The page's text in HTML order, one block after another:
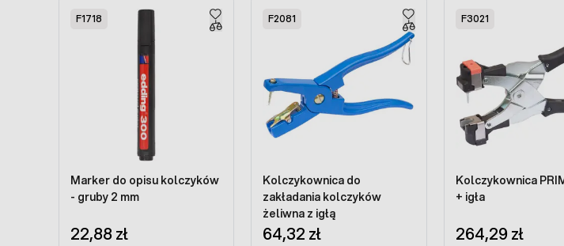
F1718
Marker do opisu kolczyków
- gruby 2 mm
22,88 zł
F2081
Kolczykownica do
zakładania kolczyków
żeliwna z igłą
64,32 zł
F3021
Kolczykownica
+ igła
264,29 zł